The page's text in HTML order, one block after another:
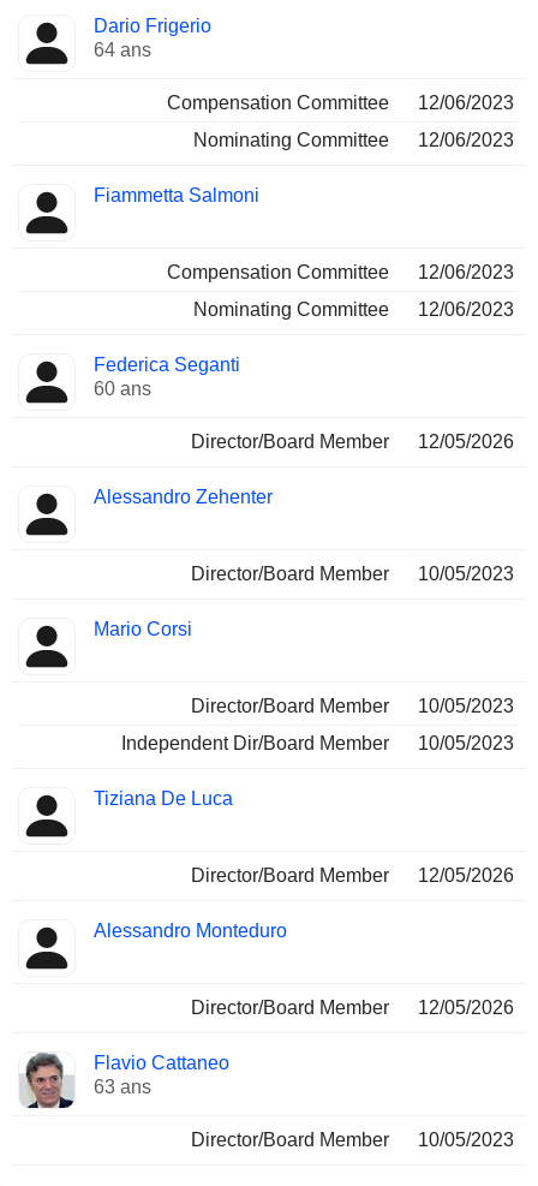
Dario Frigerio
64 ans
Compensation Committee
12/06/2023
Nominating Committee
12/06/2023
Fiammetta Salmoni
Compensation Committee
12/06/2023
Nominating Committee
12/06/2023
Federica Seganti
60 ans
Director/Board Member 12/05/2026
Alessandro Zehenter
Director/Board Member 10/05/2023
Mario Corsi
Director/Board Member
10/05/2023
Independent Dir/Board Member
10/05/2023
Tiziana De Luca
Director/Board Member 12/05/2026
Alessandro Monteduro
Director/Board Member 12/05/2026
Flavio Cattaneo
63 ans
Director/Board Member 10/05/2023